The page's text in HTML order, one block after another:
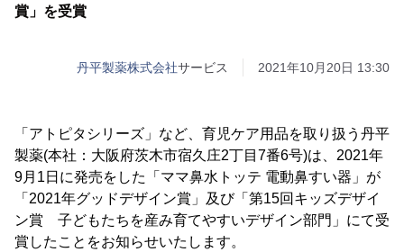
賞」を受賞
丹平製薬株式会社サービス 2021年10月20日 13:30
「アトピタシリーズ」など、育児ケア用品を取り扱う丹平
製薬(本社：大阪府茨木市宿久庄2丁目7番6号)は、2021年
9月1日に発売をした「ママ鼻水トッテ 電動鼻すい器」が
「2021年グッドデザイン賞」及び「第15回キッズデザイ
ン賞 子どもたちを産み育てやすいデザイン部門」にて受
賞したことをお知らせいたします。